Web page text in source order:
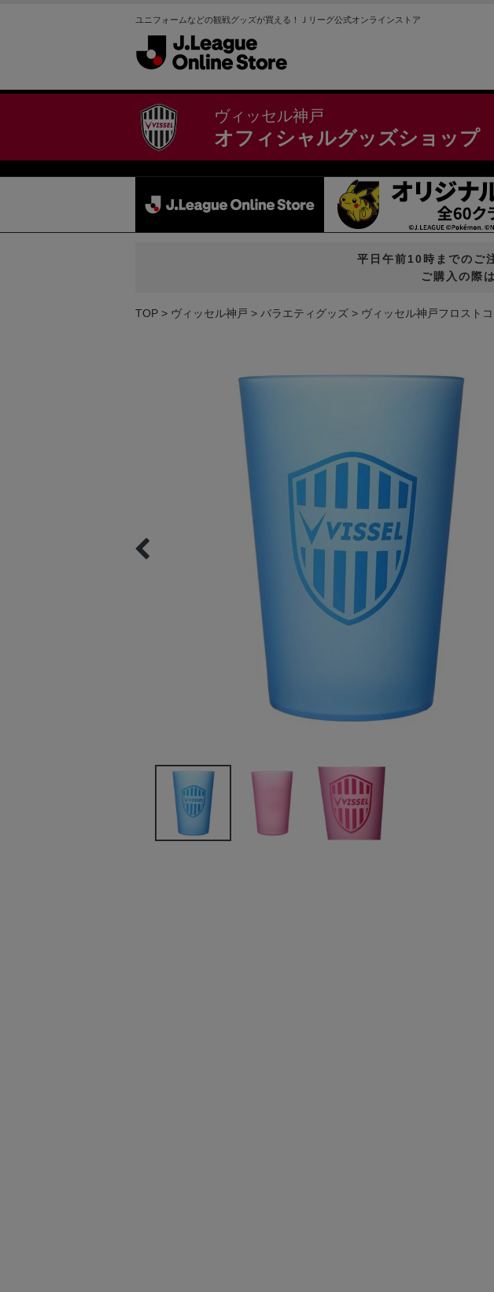
ユニフォームなどの観戦グッズが買える！Ｊリーグ公式オンラインストア
ヴィッセル神戸
オフィシャルグッズショップ
平日午前10時までのご
ご購入の際
TOP ヴィッセル神戸 バラエティグッズ ヴィッセル神戸フロスト